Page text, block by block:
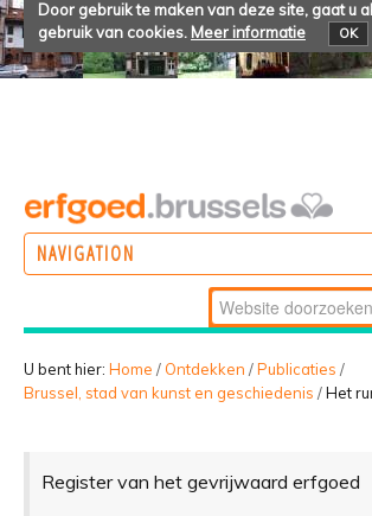
Door gebruik te maken van deze site, gaat u
gebruik van cookies. Meer informatie OK
NAVIGATION
BELEVEN
Zoek
Geavanceerd
zoeken...
U bent hier: Home / Ontdekken /Publicaties /
Brussel, stad van kunst en geschiedenis /Het
Register van het gevrijwaard erfgoed